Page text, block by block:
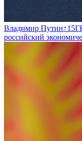
Владимир Путин↑15
российский